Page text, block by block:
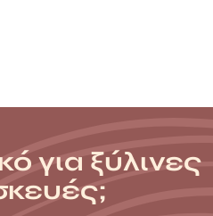
για ξύλινες